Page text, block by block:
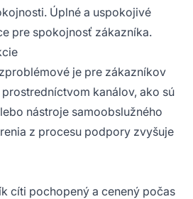
Úplné a uspokojivé
pre spokojnosť zákazníka.
je pre zákazníkov
kanálov, ako sú
nástroje samoobslužného
z procesu podpory zvyšuje
cíti pochopený a cenený počas